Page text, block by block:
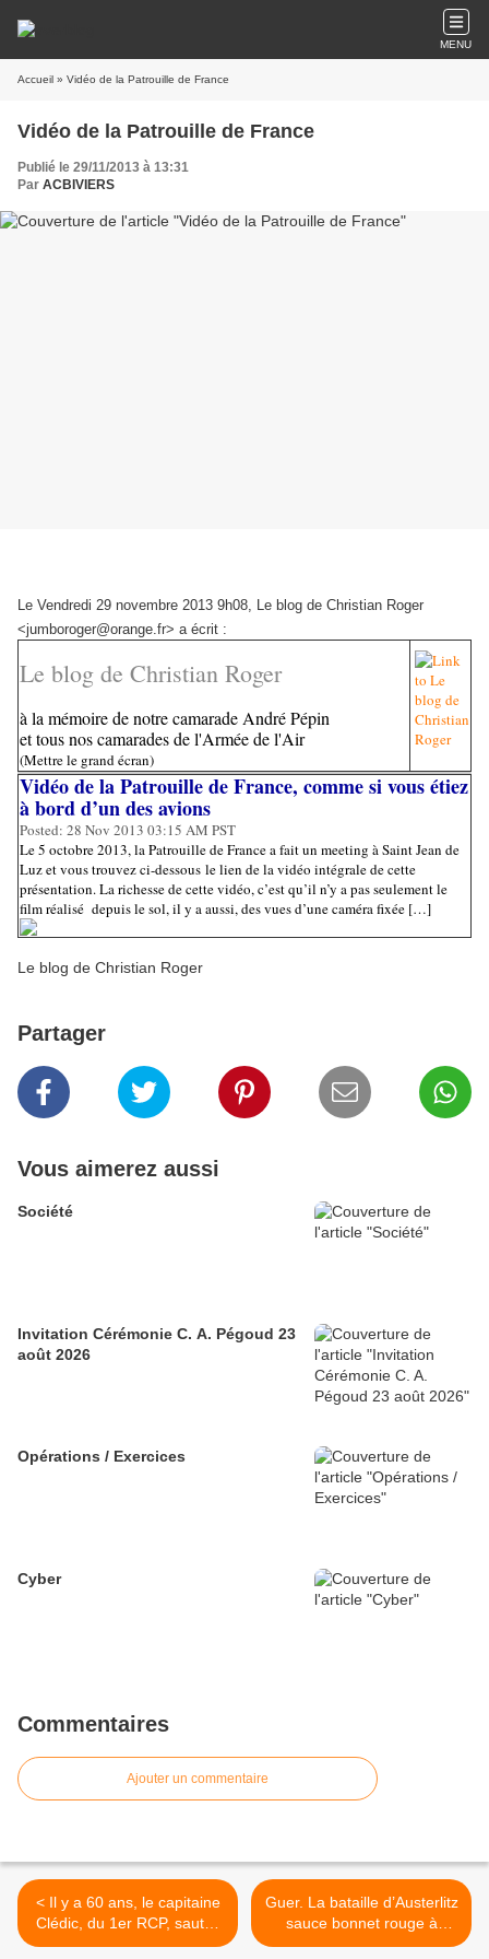
MENU
Accueil » Vidéo de la Patrouille de France
Vidéo de la Patrouille de France
Publié le 29/11/2013 à 13:31
Par ACBIVIERS
Le Vendredi 29 novembre 2013 9h08, Le blog de Christian Roger
<jumboroger@orange.fr> a écrit :
Le blog de Christian Roger
à la mémoire de notre camarade André Pépin
et tous nos camarades de l'Armée de l'Air
(Mettre le grand écran)
Vidéo de la Patrouille de France, comme si vous étiez
à bord d’un des avions
Posted: 28 Nov 2013 03:15 AM PST
Le 5 octobre 2013, la Patrouille de France a fait un meeting à Saint Jean de
Luz et vous trouvez ci-dessous le lien de la vidéo intégrale de cette
présentation. La richesse de cette vidéo, c’est qu’il n’y a pas seulement le
film réalisé depuis le sol, il y a aussi, des vues d’une caméra fixée […]
Le blog de Christian Roger
Partager
Vous aimerez aussi
Société
Invitation Cérémonie C. A. Pégoud 23
août 2026
Opérations / Exercices
Cyber
Commentaires
Ajouter un commentaire
< Il y a 60 ans, le capitaine
Clédic, du 1er RCP, sautait
sur Diên Biên Phu
Guer. La bataille d’Austerlitz
sauce bonnet rouge à
Saint-Cyr >